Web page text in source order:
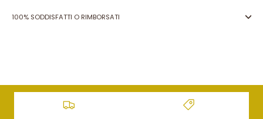
100% SODDISFATTI O RIMBORSATI